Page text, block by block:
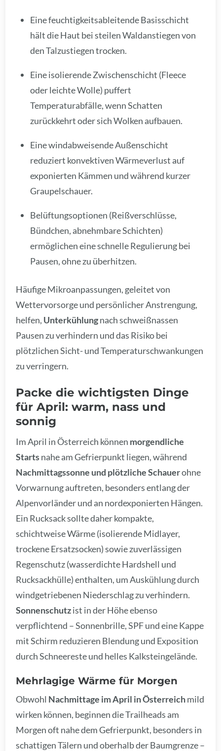
Eine feuchtigkeitsableitende Basisschicht
hält die Haut bei steilen Waldanstiegen von
den Talzustiegen trocken.
Eine isolierende Zwischenschicht (Fleece
oder leichte Wolle) puffert
Temperaturabfälle, wenn Schatten
zurückkehrt oder sich Wolken aufbauen.
Eine windabweisende Außenschicht
reduziert konvektiven Wärmeverlust auf
exponierten Kämmen und während kurzer
Graupelschauer.
Belüftungsoptionen (Reißverschlüsse,
Bündchen, abnehmbare Schichten)
ermöglichen eine schnelle Regulierung bei
Pausen, ohne zu überhitzen.
Häufige Mikroanpassungen, geleitet von
Wettervorsorge und persönlicher Anstrengung,
helfen, Unterkühlungnach schweißnassen
Pausen zu verhindern und das Risiko bei
plötzlichen Sicht- und Temperaturschwankungen
zu verringern.
Packe die wichtigsten Dinge
für April: warm, nass und
sonnig
Im April in Österreich können morgendliche
Startsnahe am Gefrierpunkt liegen, während
Nachmittagssonne und plötzliche Schauerohne
Vorwarnung auftreten, besonders entlang der
Alpenvorländer und an nordexponierten Hängen.
Ein Rucksack sollte daher kompakte,
schichtweise Wärme (isolierende Midlayer,
trockene Ersatzsocken) sowie zuverlässigen
Regenschutz (wasserdichte Hardshell und
Rucksackhülle) enthalten, um Auskühlung durch
windgetriebenen Niederschlag zu verhindern.
Sonnenschutzist in der Höhe ebenso
verpflichtend – Sonnenbrille, SPF und eine Kappe
mit Schirm reduzieren Blendung und Exposition
durch Schneereste und helles Kalksteingelände.
Mehrlagige Wärme für Morgen
Obwohl Nachmittage im April in Österreichmild
wirken können, beginnen die Trailheads am
Morgen oft nahe dem Gefrierpunkt, besonders in
schattigen Tälern und oberhalb der Baumgrenze –